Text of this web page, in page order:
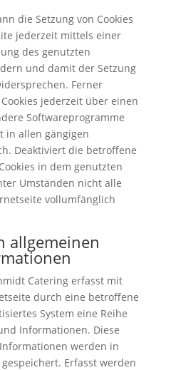
die Setzung von Cookies
jederzeit mittels einer
des genutzten
und damit der Setzung
Ferner
jederzeit über einen
Softwareprogramme
in allen gängigen
Deaktiviert die betroffene
in dem genutzten
Umständen nicht alle
vollumfänglich
allgemeinen
Catering erfasst mit
durch eine betroffene
System eine Reihe
Informationen. Diese
werden in
Erfasst werden